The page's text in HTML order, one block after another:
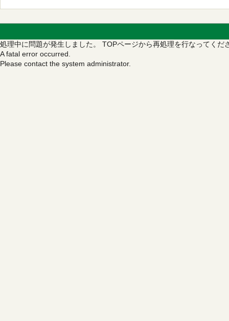
処理中に問題が発生しました。 TOPページから再処理を行なってくだ
A fatal error occurred.
Please contact the system administrator.